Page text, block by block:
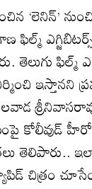
‘లెనిన్’
ఫిల్మ్
తెలుగు ఫిల్మ్
ఇస్తానని
కోలీవుడ్
చిత్రం